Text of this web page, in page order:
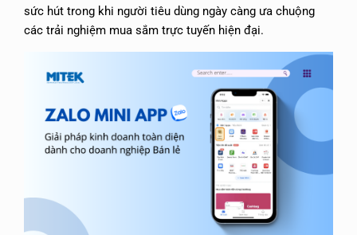
sức hút trong khi người tiêu dùng ngày càng ưa chuộng
các trải nghiệm mua sắm trực tuyến hiện đại.